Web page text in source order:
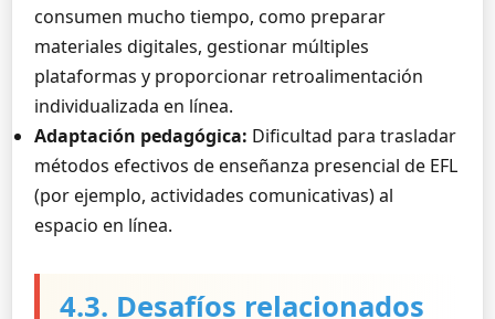
consumen mucho tiempo, como preparar
materiales digitales, gestionar múltiples
plataformas y proporcionar retroalimentación
individualizada en línea.
Adaptación pedagógica: Dificultad para trasladar
métodos efectivos de enseñanza presencial de EFL
(por ejemplo, actividades comunicativas) al
espacio en línea.
4.3. Desafíos relacionados